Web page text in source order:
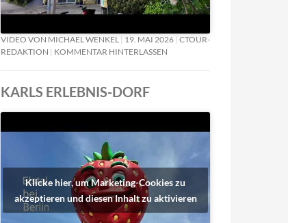
VIDEO VON MICHAEL WENKEL 19. MAI 2026 CTOUR-
REDAKTION
KOMMENTAR HINTERLASSEN
KARLS ERLEBNIS-DORF
Klicke hier, um Marketing-Cookies zu
akzeptieren und diesen Inhalt zu aktivieren